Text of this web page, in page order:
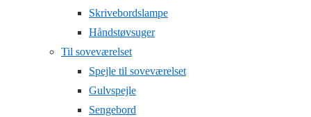
Skrivebordslampe
Håndstøvsuger
Til soveværelset
Spejle til soveværelset
Gulvspejle
Sengebord